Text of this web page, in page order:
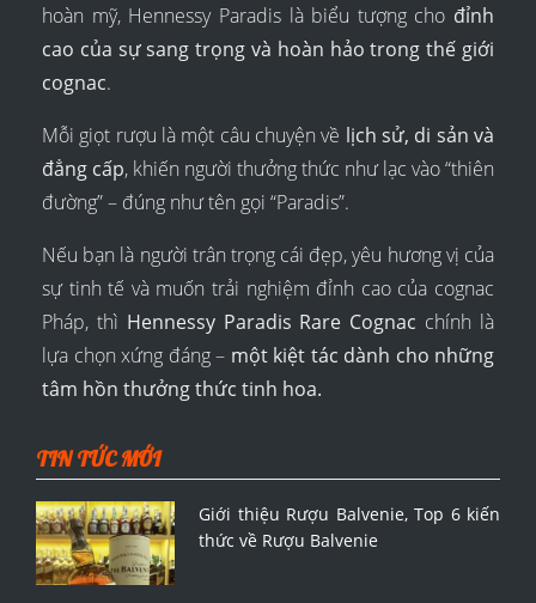
hoàn mỹ, Hennessy Paradis là biểu tượng cho đỉnh
cao của sự sang trọng và hoàn hảo trong thế giới
cognac.
Mỗi giọt rượu là một câu chuyện về lịch sử, di sản và
đẳng cấp, khiến người thưởng thức như lạc vào “thiên
đường” – đúng như tên gọi “Paradis”.
Nếu bạn là người trân trọng cái đẹp, yêu hương vị của
sự tinh tế và muốn trải nghiệm đỉnh cao của cognac
Pháp, thì Hennessy Paradis Rare Cognac chính là
lựa chọn xứng đáng – một kiệt tác dành cho những
tâm hồn thưởng thức tinh hoa.
TIN TỨC MỚI
Giới thiệu Rượu Balvenie, Top 6 kiến
thức về Rượu Balvenie